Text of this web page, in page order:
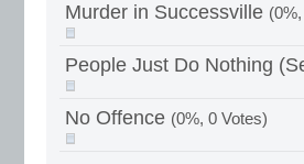
Murder in Successville
People Just Do Nothing
No Offence (0%, 0 Votes)